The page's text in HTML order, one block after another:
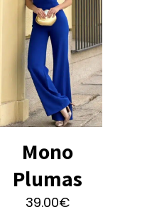
opciones
se
pueden
elegir
en
la
página
de
producto
Mono
Plumas
39.00€